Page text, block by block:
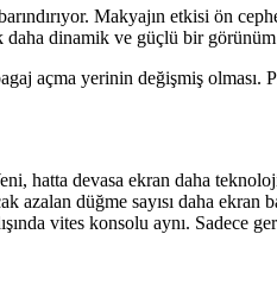
Makyajın etkisi ön
daha dinamik ve güçlü bir
açma yerinin değişmiş olması.
hatta devasa ekran daha
azalan düğme sayısı daha
vites konsolu aynı.